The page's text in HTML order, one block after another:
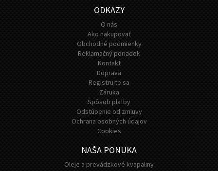
ODKAZY
O nás
Ako nakupovať
Obchodné podmienky
Reklamačný poriadok
Kontakt
Doprava
Registrujte sa
Záruka
Spôsob platby
Odstúpenie od zmluvy
Ochrana osobných údajov
Cookies
NAŠA PONUKA
Oleje a prevádzkové kvapaliny